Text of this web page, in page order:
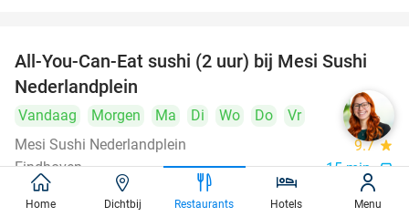
21%
All-You-Can-Eat sushi (2 uur) bij Mesi Sushi
Nederlandplein
Vandaag Morgen Ma Di Wo Do
Vr
Mesi Sushi Nederlandplein
9.7star
Eindhoven 15 min.directions_car
Verkocht: 494 Regulier ,95
Home Dichtbij Restaurants Hotels Menu